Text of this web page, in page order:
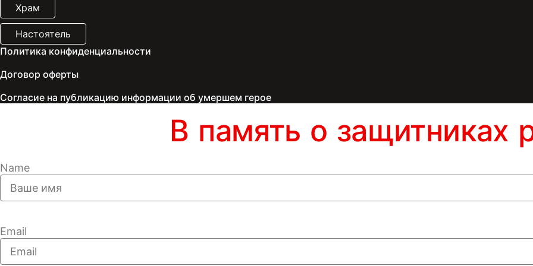
Храм
Настоятель
Политика конфиденциальности
Договор оферты
Согласие на публикацию информации об умершем герое
В память о защитниках
Name
Email